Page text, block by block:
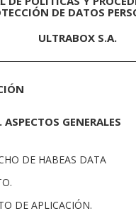
DE DATOS
ULTRABOX S.A.
GENERALES
DE HABEAS DATA
DE APLICACIÓN.